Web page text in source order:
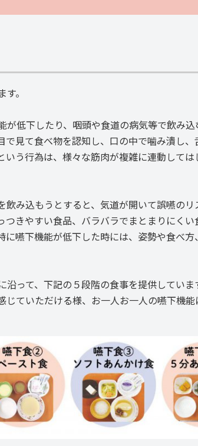
。
低下したり、咽頭や食道の病気等で飲み
見て食べ物を認知し、口の中で噛み潰し
う行為は、様々な筋肉が複雑に連動して
み込もうとすると、気道が開いて誤嚥のリ
きやすい食品、バラバラでまとまりにく
嚥下機能が低下した時には、姿勢や食べ
って、下記の５段階の食事を提供していま
ていただける様、お一人お一人の嚥下機